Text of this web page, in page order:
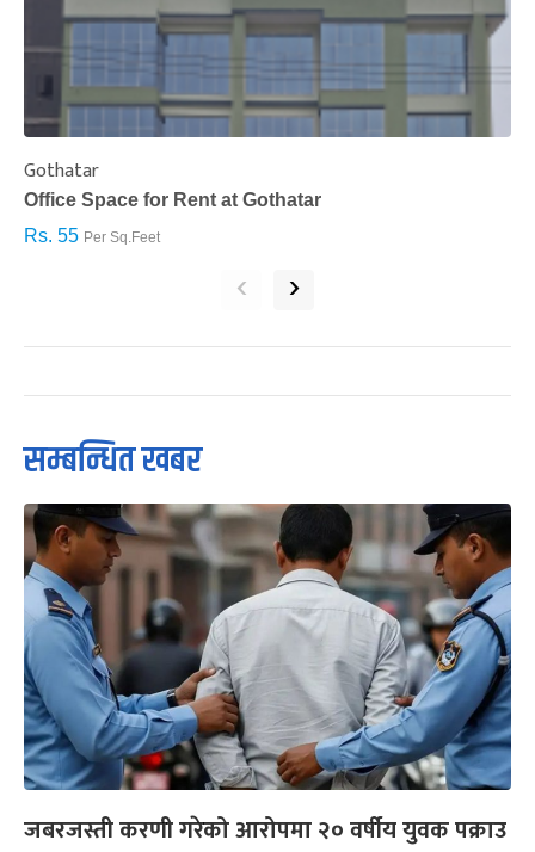
Gothatar
Office Space for Rent at Gothatar
Rs. 55 Per Sq.Feet
‹ ›
सम्बन्धित खबर
जबरजस्ती करणी गरेको आरोपमा २० वर्षीय युवक पक्राउ